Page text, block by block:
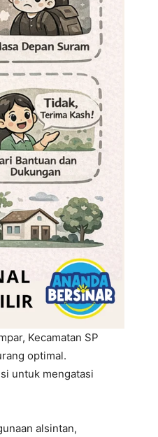
Kecamatan SP
optimal.
untuk mengatasi
alsintan,